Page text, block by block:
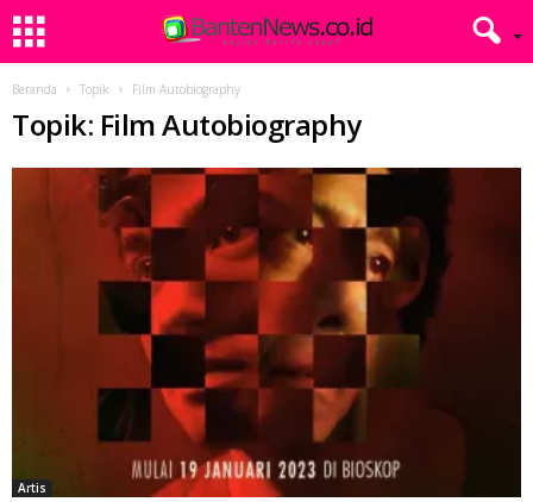
Beranda Topik Film Autobiography
Topik: Film Autobiography
Artis